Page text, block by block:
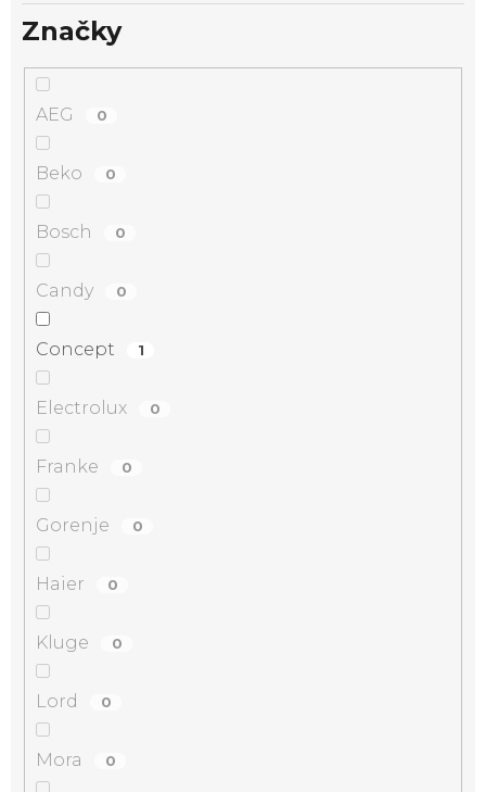
Značky
AEG 0
Beko 0
Bosch 0
Candy 0
Concept 1
Electrolux 0
Franke 0
Gorenje 0
Haier 0
Kluge 0
Lord 0
Mora 0